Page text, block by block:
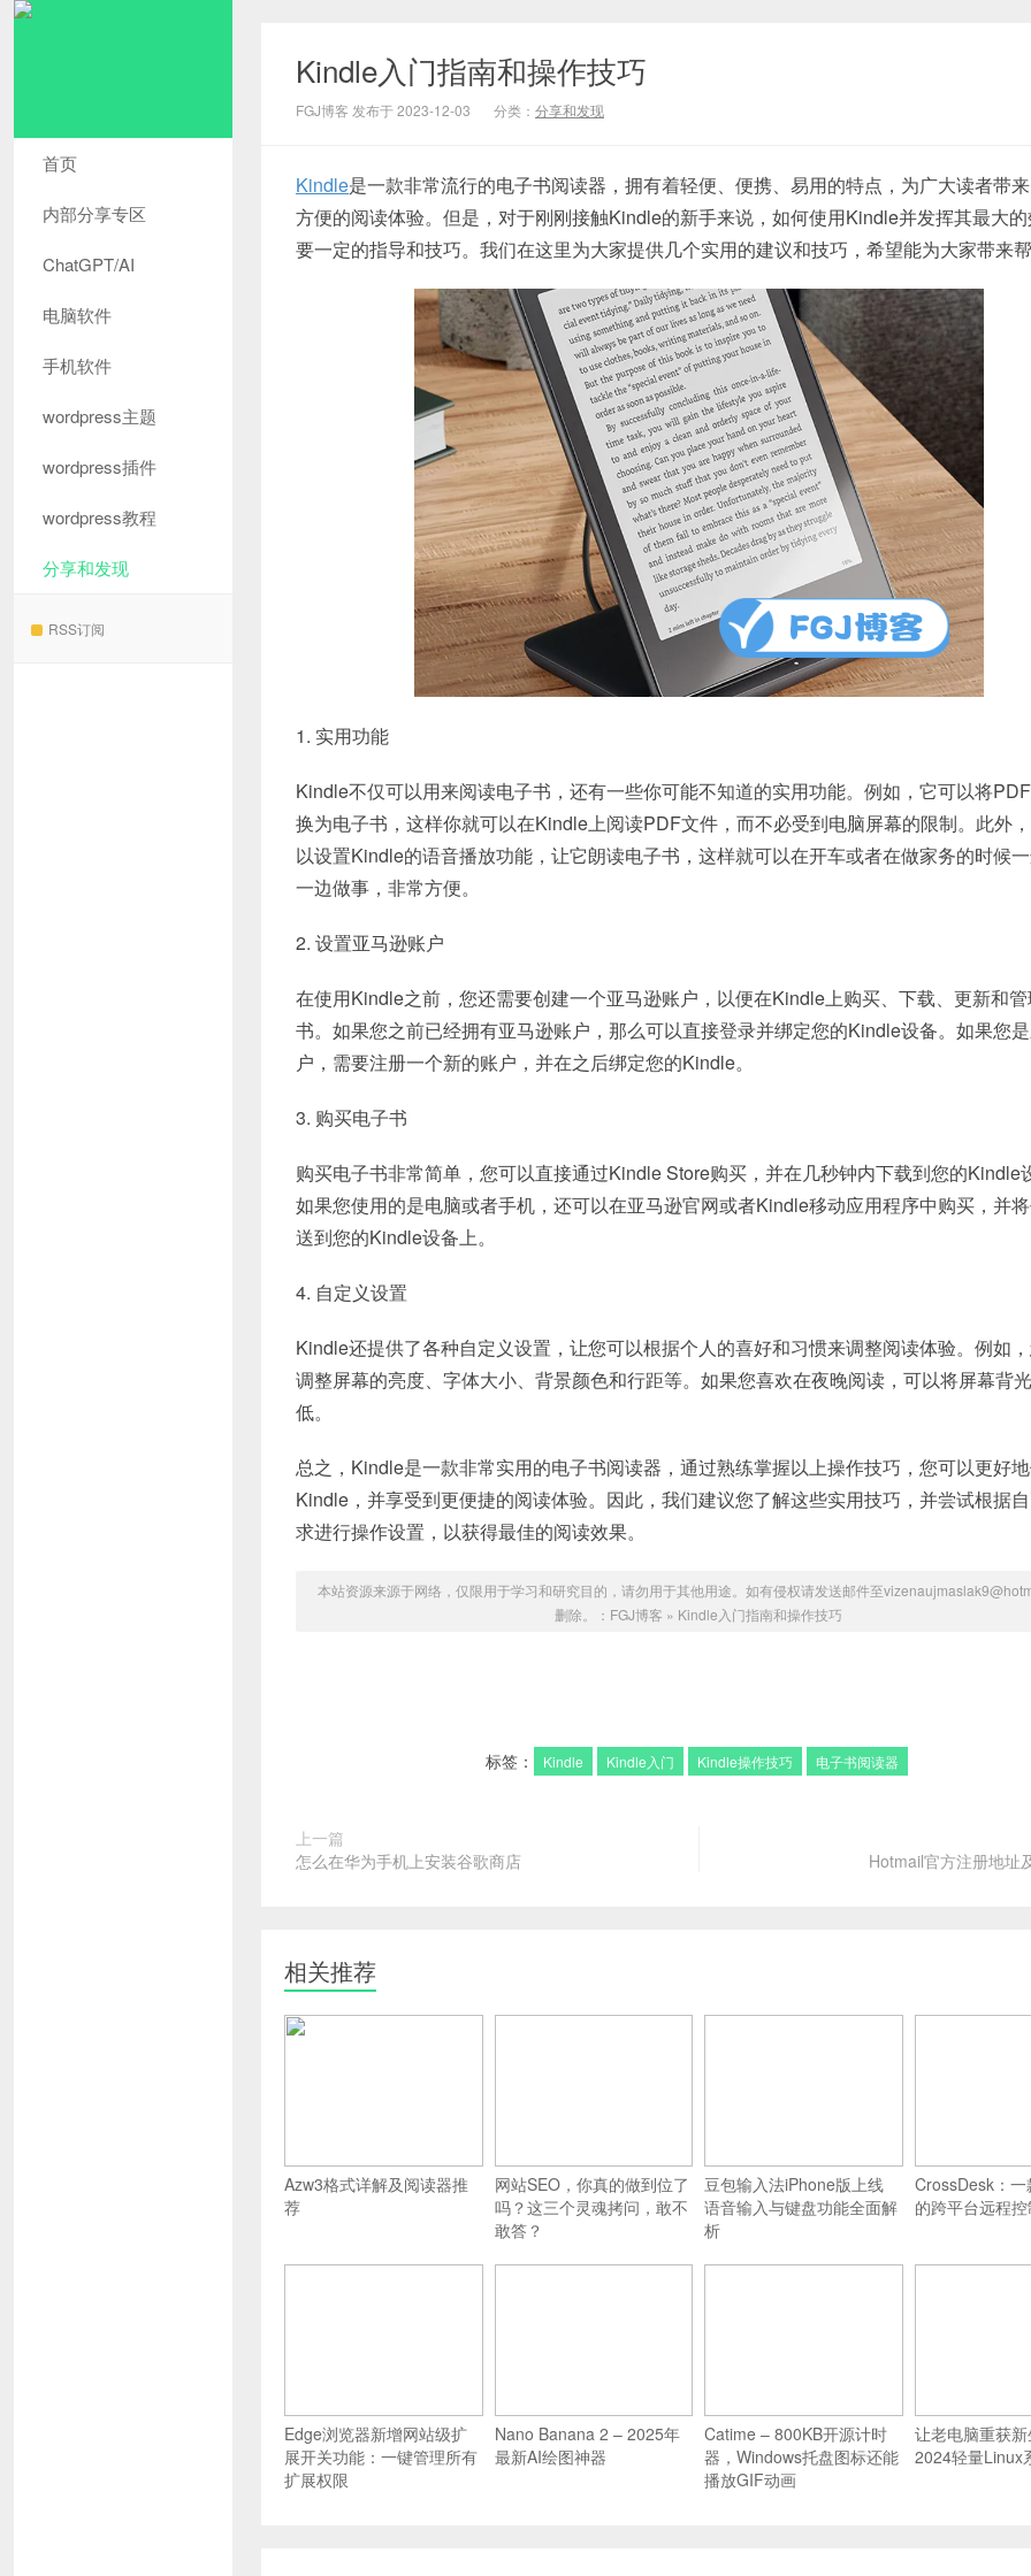
首页
内部分享专区
ChatGPT/AI
电脑软件
手机软件
wordpress主题
wordpress插件
wordpress教程
分享和发现
RSS订阅
Kindle入门指南和操作技巧
FGJ博客 发布于 2023-12-03 分类： 分享和发现
Kindle是一款非常流行的电子书阅读器，拥有着轻便、便携、易用的特点，为广大读者带
方便的阅读体验。但是，对于刚刚接触Kindle的新手来说，如何使用Kindle并发挥其最大
要一定的指导和技巧。我们在这里为大家提供几个实用的建议和技巧，希望能为大家带来
1. 实用功能
Kindle不仅可以用来阅读电子书，还有一些你可能不知道的实用功能。例如，它可以将
换为电子书，这样你就可以在Kindle上阅读PDF文件，而不必受到电脑屏幕的限制。此外
以设置Kindle的语音播放功能，让它朗读电子书，这样就可以在开车或者在做家务的时候
一边做事，非常方便。
2. 设置亚马逊账户
在使用Kindle之前，您还需要创建一个亚马逊账户，以便在Kindle上购买、下载、更新和
书。如果您之前已经拥有亚马逊账户，那么可以直接登录并绑定您的Kindle设备。如果您
户，需要注册一个新的账户，并在之后绑定您的Kindle。
3. 购买电子书
购买电子书非常简单，您可以直接通过Kindle Store购买，并在几秒钟内下载到您的Kindle
如果您使用的是电脑或者手机，还可以在亚马逊官网或者Kindle移动应用程序中购买，并
送到您的Kindle设备上。
4. 自定义设置
Kindle还提供了各种自定义设置，让您可以根据个人的喜好和习惯来调整阅读体验。例如
调整屏幕的亮度、字体大小、背景颜色和行距等。如果您喜欢在夜晚阅读，可以将屏幕背
低。
总之，Kindle是一款非常实用的电子书阅读器，通过熟练掌握以上操作技巧，您可以更好
Kindle，并享受到更便捷的阅读体验。因此，我们建议您了解这些实用技巧，并尝试根据
求进行操作设置，以获得最佳的阅读效果。
本站资源来源于网络，仅限用于学习和研究目的，请勿用于其他用途。如有侵权请发送邮件至
删除。： FGJ博客 » Kindle入门指南和操作技巧
标签： Kindle Kindle入门 Kindle操作技巧 电子书阅读器
上一篇
怎么在华为手机上安装谷歌商店
Hotmail官方注册地址
相关推荐
Azw3格式详解及阅读器推
荐
网站SEO，你真的做到位了
吗？这三个灵魂拷问，敢不
敢答？
豆包输入法iPhone版上线
语音输入与键盘功能全面解
析
CrossDesk：
的跨平台远程
Edge浏览器新增网站级扩
展开关功能：一键管理所有
扩展权限
Nano Banana 2 – 2025年
最新AI绘图神器
Catime – 800KB开源计时
器，Windows托盘图标还能
播放GIF动画
让老电脑重获
2024轻量Linux